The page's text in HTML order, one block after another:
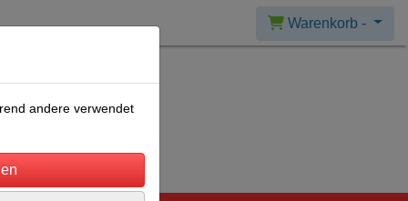
Warenkorb -
andere verwendet